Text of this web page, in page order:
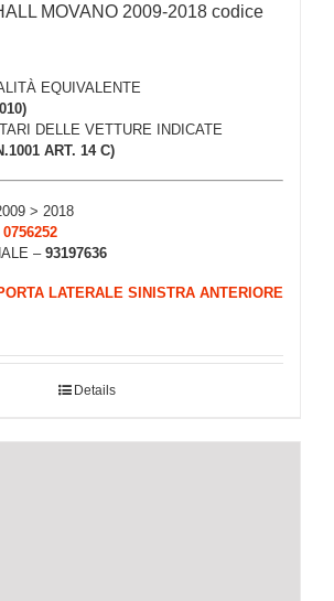
MOVANO 2009-2018 codice
EQUIVALENTE
DELLE VETTURE INDICATE
ART. 14 C)
> 2018
0756252
– 93197636
LATERALE SINISTRA ANTERIORE
Details